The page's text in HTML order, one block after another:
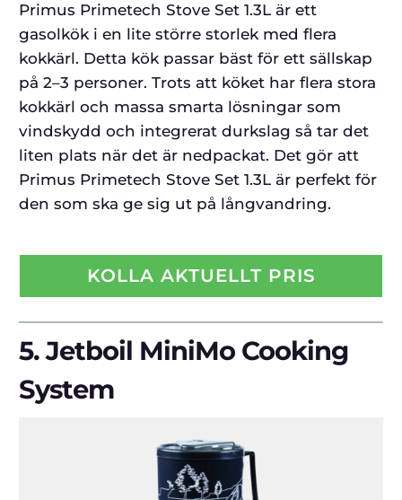
Primus Primetech Stove Set 1.3L är ett
gasolkök i en lite större storlek med flera
kokkärl. Detta kök passar bäst för ett sällskap
på 2–3 personer. Trots att köket har flera stora
kokkärl och massa smarta lösningar som
vindskydd och integrerat durkslag så tar det
liten plats när det är nedpackat. Det gör att
Primus Primetech Stove Set 1.3L är perfekt för
den som ska ge sig ut på långvandring.
KOLLA AKTUELLT PRIS
5.Jetboil MiniMo Cooking
System